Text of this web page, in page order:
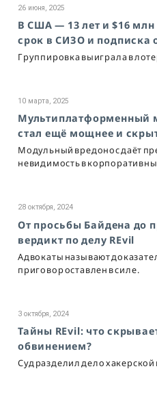
26 июня, 2025
В США — 13 лет и $16
срок в СИЗО и подписка
Группировка выиграла в
10 марта, 2025
Мультиплатформенный
стал ещё мощнее и
Модульный вредонос даёт
невидимость в
28 октября, 2024
От просьбы Байдена до
вердикт по делу REvil
Адвокаты называют
приговор оставлен в силе.
3 октября, 2024
Тайны REvil: что
обвинением?
Суд разделил дело